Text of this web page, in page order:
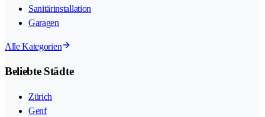
Sanitärinstallation
Garagen
Alle Kategorien
Beliebte Städte
Zürich
Genf